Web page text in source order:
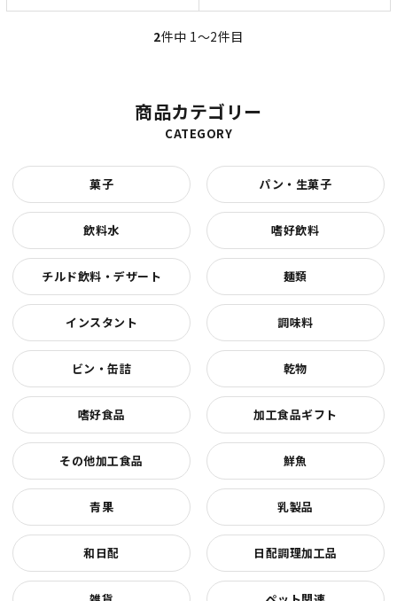
2件中 1〜2件目
商品カテゴリー
CATEGORY
菓子 パン・生菓子
飲料水 嗜好飲料
チルド飲料・デザート 麺類
インスタント 調味料
ビン・缶詰 乾物
嗜好食品 加工食品ギフト
その他加工食品 鮮魚
青果 乳製品
和日配 日配調理加工品